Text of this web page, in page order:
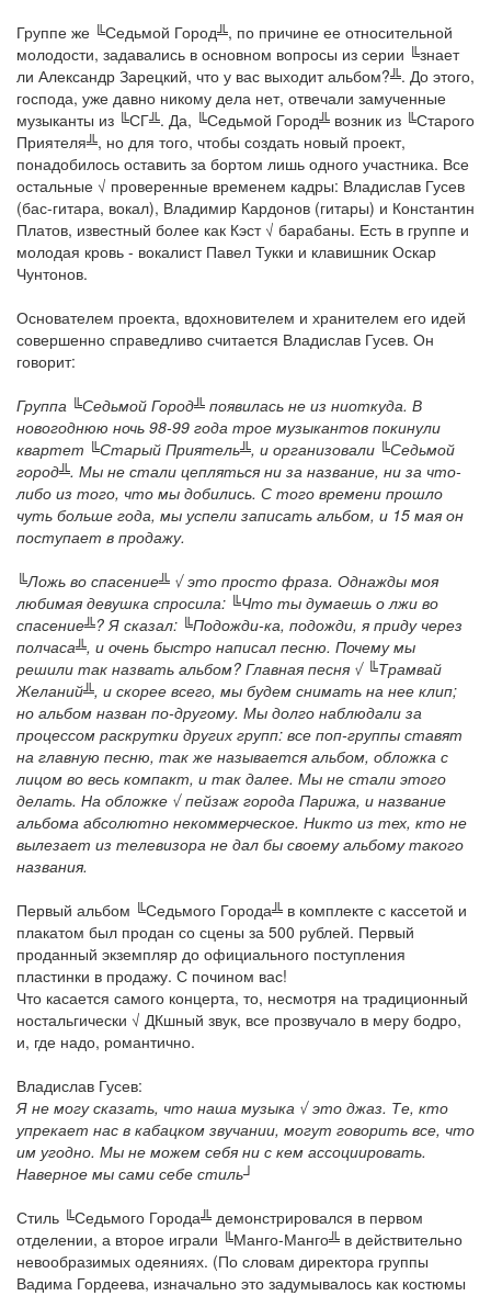
Группе же ╚Седьмой Город╩, по причине ее относительной
молодости, задавались в основном вопросы из серии ╚знает
ли Александр Зарецкий, что у вас выходит альбом?╩. До этого,
господа, уже давно никому дела нет, отвечали замученные
музыканты из ╚СГ╩. Да, ╚Седьмой Город╩ возник из ╚Старого
Приятеля╩, но для того, чтобы создать новый проект,
понадобилось оставить за бортом лишь одного участника. Все
остальные √ проверенные временем кадры: Владислав Гусев
(бас-гитара, вокал), Владимир Кардонов (гитары) и Константин
Платов, известный более как Кэст √ барабаны. Есть в группе и
молодая кровь - вокалист Павел Тукки и клавишник Оскар
Чунтонов.
Основателем проекта, вдохновителем и хранителем его идей
совершенно справедливо считается Владислав Гусев. Он
говорит:
Группа ╚Седьмой Город╩ появилась не из ниоткуда. В
новогоднюю ночь 98-99 года трое музыкантов покинули
квартет ╚Старый Приятель╩, и организовали ╚Седьмой
город╩. Мы не стали цепляться ни за название, ни за что-
либо из того, что мы добились. С того времени прошло
чуть больше года, мы успели записать альбом, и 15 мая он
поступает в продажу.
╚Ложь во спасение╩ √ это просто фраза. Однажды моя
любимая девушка спросила: ╚Что ты думаешь о лжи во
спасение╩? Я сказал: ╚Подожди-ка, подожди, я приду через
полчаса╩, и очень быстро написал песню. Почему мы
решили так назвать альбом? Главная песня √ ╚Трамвай
Желаний╩, и скорее всего, мы будем снимать на нее клип;
но альбом назван по-другому. Мы долго наблюдали за
процессом раскрутки других групп: все поп-группы ставят
на главную песню, так же называется альбом, обложка с
лицом во весь компакт, и так далее. Мы не стали этого
делать. На обложке √ пейзаж города Парижа, и название
альбома абсолютно некоммерческое. Никто из тех, кто не
вылезает из телевизора не дал бы своему альбому такого
названия.
Первый альбом ╚Седьмого Города╩ в комплекте с кассетой и
плакатом был продан со сцены за 500 рублей. Первый
проданный экземпляр до официального поступления
пластинки в продажу. С почином вас!
Что касается самого концерта, то, несмотря на традиционный
ностальгически √ ДКшный звук, все прозвучало в меру бодро,
и, где надо, романтично.
Владислав Гусев:
Я не могу сказать, что наша музыка √ это джаз. Те, кто
упрекает нас в кабацком звучании, могут говорить все, что
им угодно. Мы не можем себя ни с кем ассоциировать.
Наверное мы сами себе стиль┘
Стиль ╚Седьмого Города╩ демонстрировался в первом
отделении, а второе играли ╚Манго-Манго╩ в действительно
невообразимых одеяниях. (По словам директора группы
Вадима Гордеева, изначально это задумывалось как костюмы